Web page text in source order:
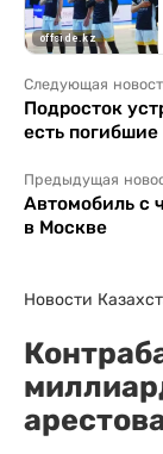
Следующая
Подросток
есть
Предыдущая
Автомобиль с
в Москве
Новости